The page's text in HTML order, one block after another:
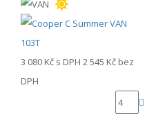
3 080 Kč s DPH 2 545 Kč bez
DPH